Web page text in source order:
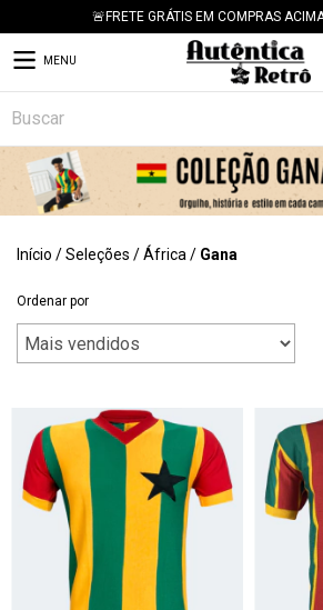
🚨FRETE GRÁTIS EM COMPRAS
MENU
Início /Seleções /África/ Gana
Ordenar por